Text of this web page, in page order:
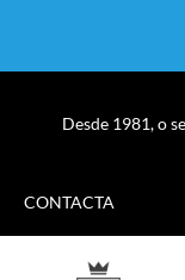
Desde 1981, o
CONTACTA